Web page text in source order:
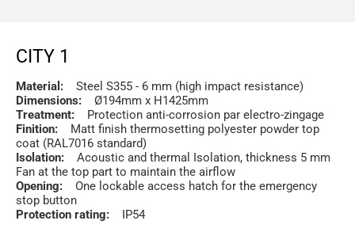
CITY 1
Material:
Steel S355 - 6 mm (high impact resistance)
Dimensions: Ø194mm x H1425mm
Treatment:
Protection anti-corrosion par electro-zingage
Finition:
Matt finish thermosetting polyester powder top
coat (RAL7016 standard)
Isolation:
Acoustic and thermal Isolation, thickness 5 mm
Fan at the top part to maintain the airflow
Opening: One lockable access hatch for the emergency
stop button
Protection rating:
IP54